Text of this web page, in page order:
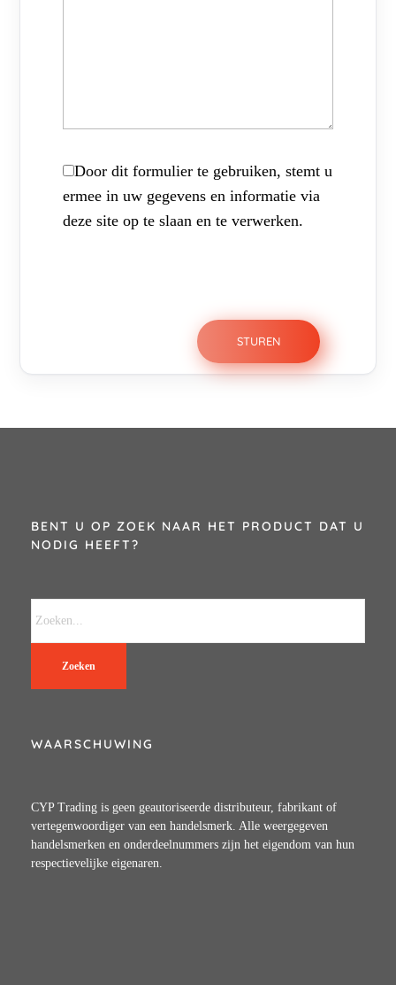
Door dit formulier te gebruiken, stemt u
ermee in uw gegevens en informatie via
deze site op te slaan en te verwerken.
BENT U OP ZOEK NAAR HET PRODUCT DAT U
NODIG HEEFT?
Zoeken
WAARSCHUWING
CYP Trading is geen geautoriseerde distributeur, fabrikant of
vertegenwoordiger van een handelsmerk. Alle weergegeven
handelsmerken en onderdeelnummers zijn het eigendom van hun
respectievelijke eigenaren.